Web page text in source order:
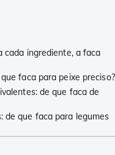
cada ingrediente, a faca
faca para peixe preciso?
de que faca de
de que faca para legumes